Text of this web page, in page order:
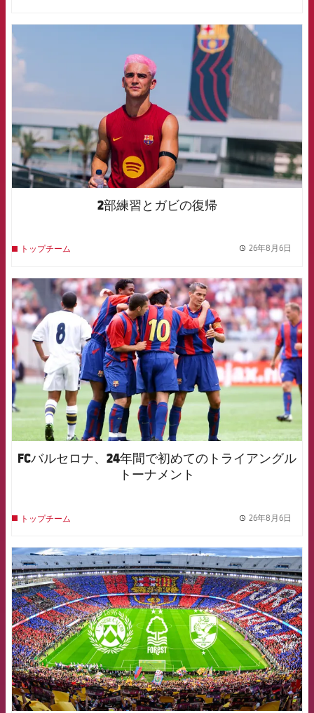
FCB Barcelona badge
2部練習とガビの復帰
トップチーム 26年8月6日
FCB Barcelona badge
FCバルセロナ、24年間で初めてのトライアングル
トーナメント
トップチーム 26年8月6日
FCB Barcelona badge